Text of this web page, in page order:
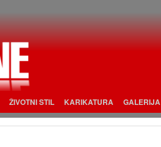
ŽIVOTNI STIL KARIKATURA GALERIJA